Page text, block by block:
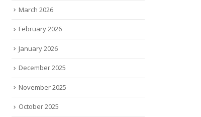
March 2026
February 2026
January 2026
December 2025
November 2025
October 2025